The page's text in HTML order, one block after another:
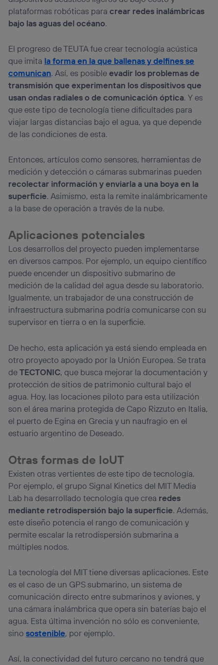
plataformas robóticas para crear redes inalámbricas
bajo las aguas del océano.
El progreso de TEUTA fue crear tecnología acústica
que imita la forma en la que ballenas y delfines se
comunican. Así, es posibleevadir los problemas de
transmisión que experimentan los dispositivos que
usan ondas radiales o de comunicación óptica. Y es
que este tipo de tecnología tiene dificultades para
viajar largas distancias bajo el agua, ya que depende
de las condiciones de esta.
Entonces, artículos como sensores, herramientas de
medición y detección o cámaras submarinas pueden
recolectar información y enviarla a una boya en la
superficie. Asimismo, esta la remite inalámbricamente
a la base de operación a través de la nube.
Aplicaciones potenciales
Los desarrollos del proyecto pueden implementarse
en diversos campos. Por ejemplo, un equipo científico
puede encender un dispositivo submarino de
medición de la calidad del agua desde su laboratorio.
Igualmente, un trabajador de una construcción de
infraestructura submarina podría comunicarse con su
supervisor en tierra o en la superficie.
De hecho, esta aplicación ya está siendo empleada en
otro proyecto apoyado por la Unión Europea. Se trata
deTECTONIC, que busca mejorar la documentación y
protección de sitios de patrimonio cultural bajo el
agua. Hoy, las locaciones piloto para esta utilización
son el área marina protegida de Capo Rizzuto en Italia,
el puerto de Egina en Grecia y un naufragio en el
estuario argentino de Deseado.
Otras formas de IoUT
Existen otras vertientes de este tipo de tecnología.
Por ejemplo, el grupo Signal Kinetics del MIT Media
Lab ha desarrollado tecnología que crea redes
mediante retrodispersión bajo la superficie. Además,
este diseño potencia el rango de comunicación y
permite escalar la retrodispersión submarina a
múltiples nodos.
La tecnología del MIT tiene diversas aplicaciones. Este
es el caso de un GPS submarino, un sistema de
comunicación directo entre submarinos y aviones, y
una cámara inalámbrica que opera sin baterías bajo el
agua. Esta última invención no sólo es conveniente,
sinosostenible, por ejemplo.
Así, la conectividad del futuro cercano no tendrá que